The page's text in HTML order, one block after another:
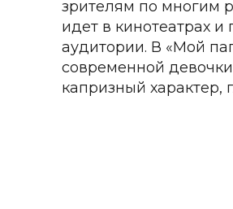
зрителям по многим
идет в кинотеатрах
аудитории. В «Мой
современной
капризный характер,